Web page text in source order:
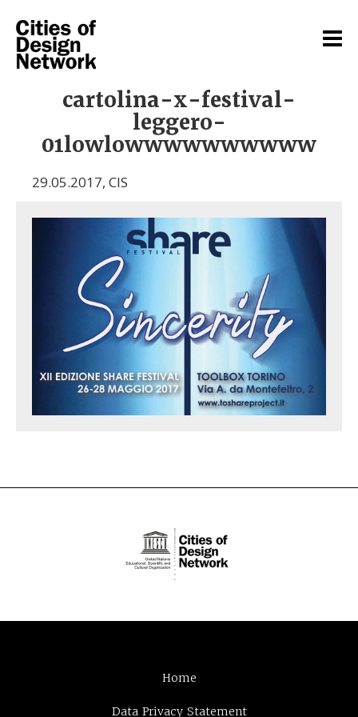
cartolina-x-festival-
leggero-
01lowlowwwwwwwwww
29.05.2017, CIS
Home
Data Privacy Statement